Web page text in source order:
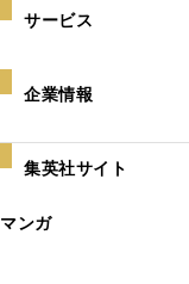
サービス
企業情報
集英社サイト
マンガ